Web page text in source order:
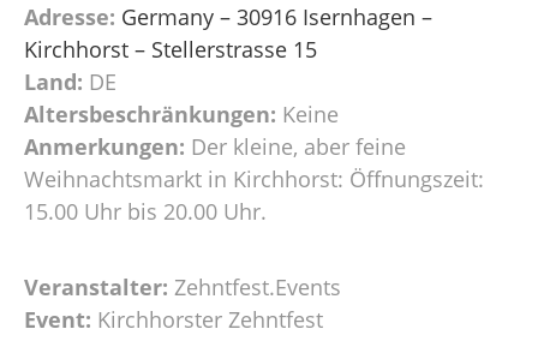
Adresse: Germany – 30916 Isernhagen –
Kirchhorst – Stellerstrasse 15
Land: DE
Altersbeschränkungen: Keine
Anmerkungen: Der kleine, aber feine
Weihnachtsmarkt in Kirchhorst: Öffnungszeit:
15.00 Uhr bis 20.00 Uhr.
Veranstalter: Zehntfest.Events
Event: Kirchhorster Zehntfest